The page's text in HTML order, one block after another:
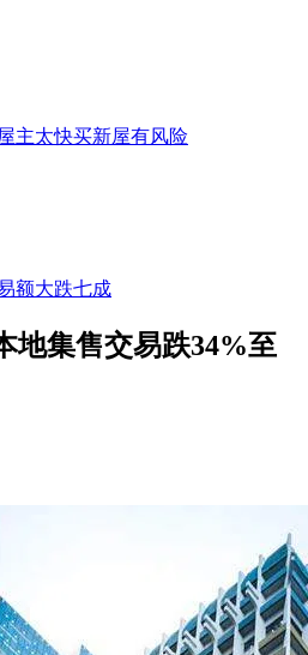
主太快买新屋有风险
额大跌七成
地集售交易跌34%至